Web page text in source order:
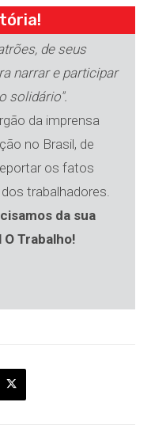
de seus
narrar e participar
solidário".
da imprensa
no Brasil, de
os fatos
trabalhadores.
da sua
Trabalho!